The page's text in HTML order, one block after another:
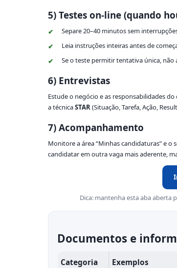
5) Testes on-line (quando
Separe 20–40 minutos sem
Leia instruções inteiras antes de
Se o teste permitir tentativa única,
6) Entrevistas
Estude o negócio e as responsabilidades
a técnicaSTAR(Situação, Tarefa, Ação,
7) Acompanhamento
Monitore a área “Minhas candidaturas” e o
candidatar em outra vaga mais aderente,
Dica: mantenha esta aba aberta
Documentos e
Categoria Exemplos